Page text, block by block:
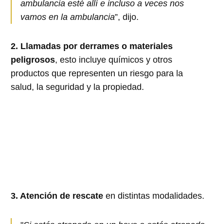
ambulancia esté allí e incluso a veces nos
vamos en la ambulancia”, dijo.
2. Llamadas por derrames o materiales
peligrosos, esto incluye químicos y otros
productos que representen un riesgo para la
salud, la seguridad y la propiedad.
3. Atención de rescate en distintas modalidades.